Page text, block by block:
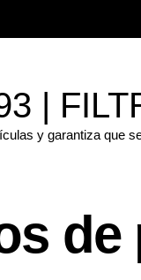
|
y garantiza que
de